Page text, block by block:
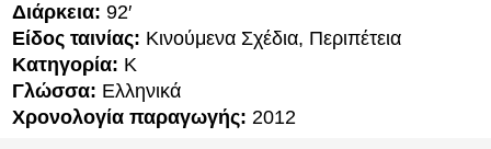
Διάρκεια: 92′
Είδος ταινίας: Κινούμενα Σχέδια, Περιπέτεια
Κατηγορία: K
Γλώσσα: Ελληνικά
Χρονολογία παραγωγής: 2012